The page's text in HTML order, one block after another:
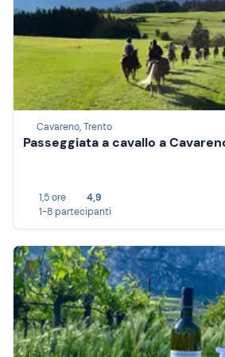
Cavareno, Trento
Passeggiata a cavallo a
1,5 ore
4,9
1-8 partecipanti